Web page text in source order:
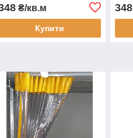
захисний тент на
доставка
₴/кв.м
Купити
348